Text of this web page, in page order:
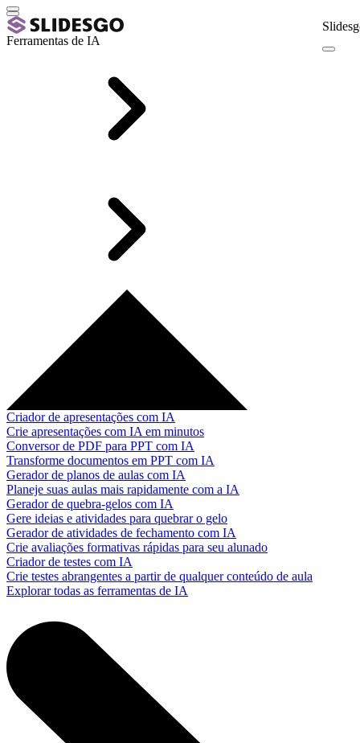
Ferramentas de IA
Criador de apresentações com IA
Crie apresentações com IA em minutos
Conversor de PDF para PPT com IA
Transforme documentos em PPT com IA
Gerador de planos de aulas com IA
Planeje suas aulas mais rapidamente com a IA
Gerador de quebra-gelos com IA
Gere ideias e atividades para quebrar o gelo
Gerador de atividades de fechamento com IA
Crie avaliações formativas rápidas para seu alunado
Criador de testes com IA
Crie testes abrangentes a partir de qualquer conteúdo de aula
Explorar todas as ferramentas de IA